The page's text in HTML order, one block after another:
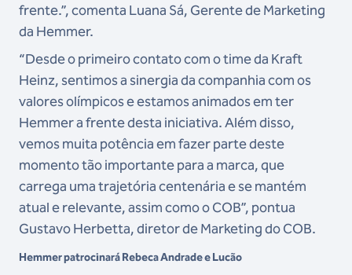
frente.”, comenta Luana Sá, Gerente de Marketing
da Hemmer.
“Desde o primeiro contato com o time da Kraft
Heinz, sentimos a sinergia da companhia com os
valores olímpicos e estamos animados em ter
Hemmer a frente desta iniciativa. Além disso,
vemos muita potência em fazer parte deste
momento tão importante para a marca, que
carrega uma trajetória centenária e se mantém
atual e relevante, assim como o COB”, pontua
Gustavo Herbetta, diretor de Marketing do COB.
Hemmer patrocinará Rebeca Andrade e Lucão